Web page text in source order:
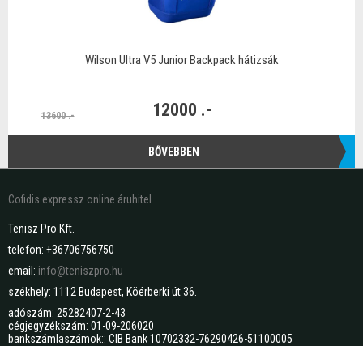
Wilson Ultra V5 Junior Backpack hátizsák
13600 .- 12000 .-
BŐVEBBEN
Cofidis expressz online áruhitel
Tenisz Pro Kft.
telefon: +36706756750
email: info@teniszpro.hu
székhely: 1112 Budapest, Köérberki út 36.
adószám: 25282407-2-43
cégjegyzékszám: 01-09-206020
bankszámlaszámok:: CIB Bank 10702332-76290426-51100005